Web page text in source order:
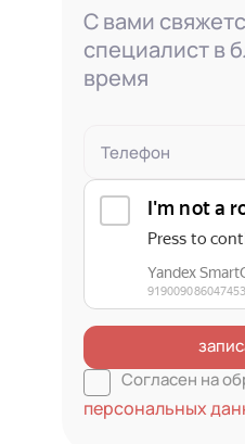
С вами
специалист в
время
Согласен на
персональных